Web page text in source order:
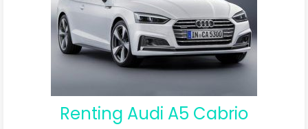
Renting Audi A5 Cabrio